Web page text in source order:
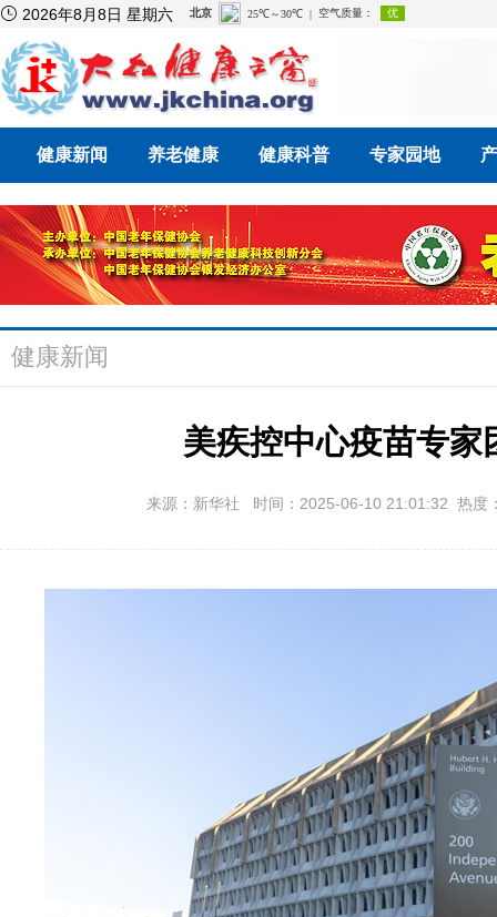
 2026年8月8日 星期六
健康新闻 养老健康 健康科普 专家园地
健康新闻
美疾控中心疫苗专家
来源：新华社 时间：2025-06-10 21:01:32 热度